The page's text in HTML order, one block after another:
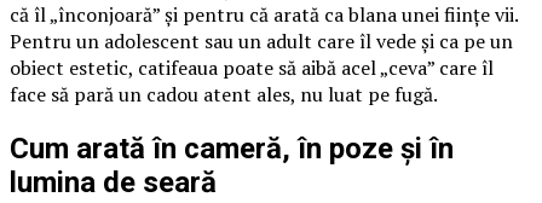
că îl „înconjoară” și pentru că arată ca blana unei ființe vii.
Pentru un adolescent sau un adult care îl vede și ca pe un
obiect estetic, catifeaua poate să aibă acel „ceva” care îl
face să pară un cadou atent ales, nu luat pe fugă.
Cum arată în cameră, în poze și în
lumina de seară